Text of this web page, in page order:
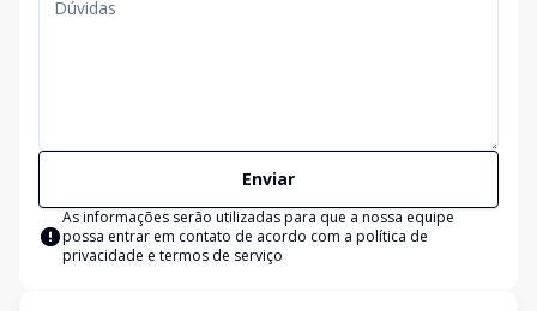
Enviar
As informações serão utilizadas para que a nossa equipe
possa entrar em contato de acordo com a política de
privacidade e termos de serviço